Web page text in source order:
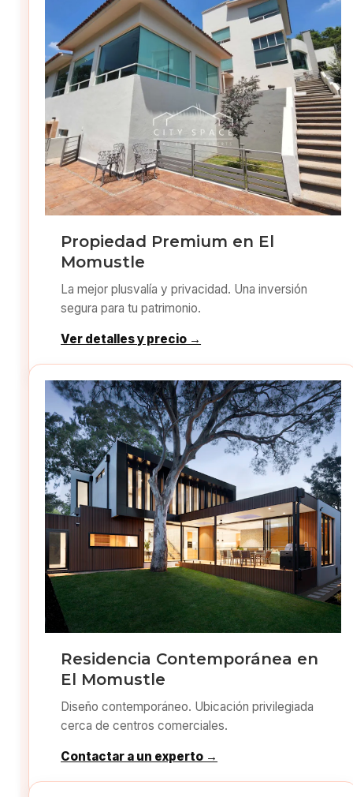
Propiedad Premium en El
Momustle
La mejor plusvalía y privacidad. Una inversión
segura para tu patrimonio.
Ver detalles y precio →
Residencia Contemporánea en
El Momustle
Diseño contemporáneo. Ubicación privilegiada
cerca de centros comerciales.
Contactar a un experto →